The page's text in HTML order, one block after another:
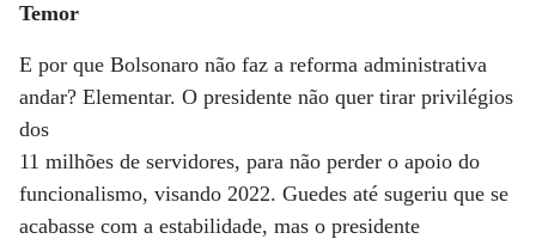
Temor
E por que Bolsonaro não faz a reforma administrativa
andar? Elementar. O presidente não quer tirar privilégios
dos
11 milhões de servidores, para não perder o apoio do
funcionalismo, visando 2022. Guedes até sugeriu que se
acabasse com a estabilidade, mas o presidente